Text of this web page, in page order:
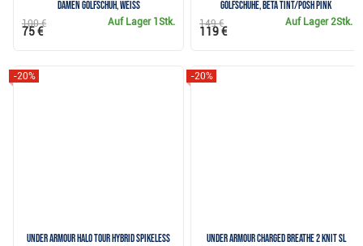
Damen Golfschuh, weiss
Auf Lager 1Stk.
100 €
75 €
Golfschuhe, beta tint/posh pink
Auf Lager2Stk.
149 €
119 €
Under Armour Halo Tour Hybrid Spikeless
-20%
Under Armour Charged Breathe 2 Knit SL
-20%